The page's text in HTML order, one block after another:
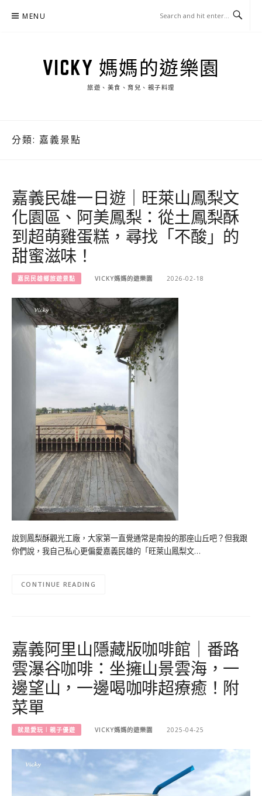
MENU
VICKY 媽媽的遊樂園
旅遊、美食、育兒、親子料理
分類: 嘉義景點
嘉義民雄一日遊｜旺萊山鳳梨文
化園區、阿美鳳梨：從土鳳梨酥
到超萌雞蛋糕，尋找「不酸」的
甜蜜滋味！
嘉民民雄鄉旅遊景點 VICKY媽媽的遊樂園 2026-02-18
說到鳳梨酥觀光工廠，大家第一直覺通常是南投的那座山丘吧？但我跟
你們說，我自己私心更偏愛嘉義民雄的「旺萊山鳳梨文…
CONTINUE READING
嘉義阿里山隱藏版咖啡館｜番路
雲瀑谷咖啡：坐擁山景雲海，一
邊望山，一邊喝咖啡超療癒！附
菜單
就是愛玩︱親子優遊 VICKY媽媽的遊樂園 2025-04-25